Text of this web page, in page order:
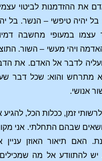
את ההזדמנות לביטוי
בל יהיה טיפשי – הנשר. בל
במעופי מחשבה
ויהי מעשי – השור.
לדבר אל האדם. את
מתרחש והוא: שכל דבר
אנושי.
זמן, ככלות הכל,
שבהם התחלתי. אני
האם תיאור האוזן
יש להתוודע אל מה